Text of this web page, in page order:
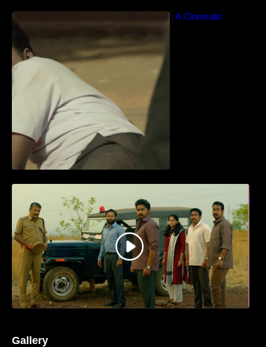
Idiyan Chandhu – Teaser: A Cinematic
എത്തുന്ന “പാർട്നെർസ്” പ്രേക്ഷക ശ്രദ്ധ
നേടിയ ടീസർ കാണാം..
Gallery